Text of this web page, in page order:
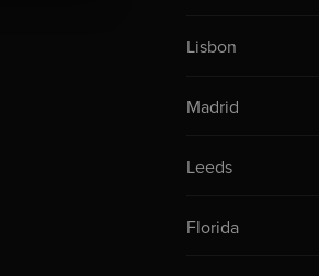
Lisbon
Madrid
Leeds
Florida